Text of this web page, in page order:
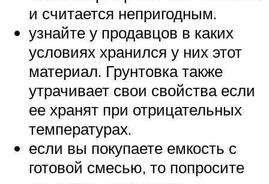
и считается непригодным.
узнайте у продавцов в каких
условиях хранился у них этот
материал. Грунтовка также
утрачивает свои свойства если
ее хранят при отрицательных
температурах.
если вы покупаете емкость с
готовой смесью, то попросите